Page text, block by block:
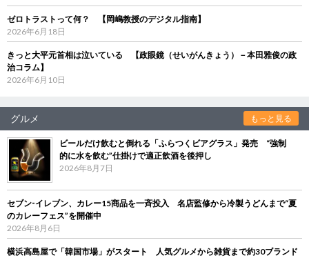
ゼロトラストって何？ 【岡嶋教授のデジタル指南】
2026年6月18日
きっと大平元首相は泣いている 【政眼鏡（せいがんきょう）－本田雅俊の政
治コラム】
2026年6月10日
グルメ もっと見る
ビールだけ飲むと倒れる「ふらつくビアグラス」発売 “強制
的に水を飲む”仕掛けで適正飲酒を後押し
2026年8月7日
セブン‐イレブン、カレー15商品を一斉投入 名店監修から冷製うどんまで“夏
のカレーフェス”を開催中
2026年8月6日
横浜高島屋で「韓国市場」がスタート 人気グルメから雑貨まで約30ブランド